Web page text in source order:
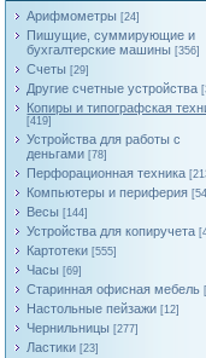
Арифмометры [24]
Пишущие, суммирующие и
бухгалтерские машины [356]
Счеты [29]
Другие счетные устройства
Копиры и типографская
[419]
Устройства для работы с
деньгами [78]
Перфорационная техника
Компьютеры и периферия
Весы [144]
Устройства для копиручета
Картотеки [555]
Часы [69]
Старинная офисная мебель
Настольные пейзажи [12]
Чернильницы [277]
Ластики [23]